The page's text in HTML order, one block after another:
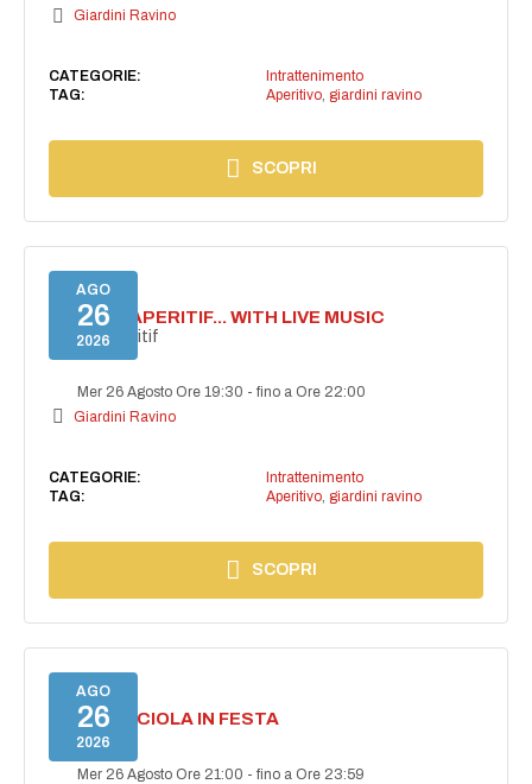
Giardini Ravino
CATEGORIE:
Intrattenimento
TAG:
Aperitivo, giardini ravino
SCOPRI
AGO
26
2026
SECRET APERITIF... WITH LIVE MUSIC
Secret aperitif
Mer 26 Agosto Ore 19:30 -fino a Ore 22:00
Giardini Ravino
CATEGORIE:
Intrattenimento
TAG:
Aperitivo, giardini ravino
SCOPRI
AGO
26
2026
CASAMICCIOLA IN FESTA
Mer 26 Agosto Ore 21:00 -fino a Ore 23:59